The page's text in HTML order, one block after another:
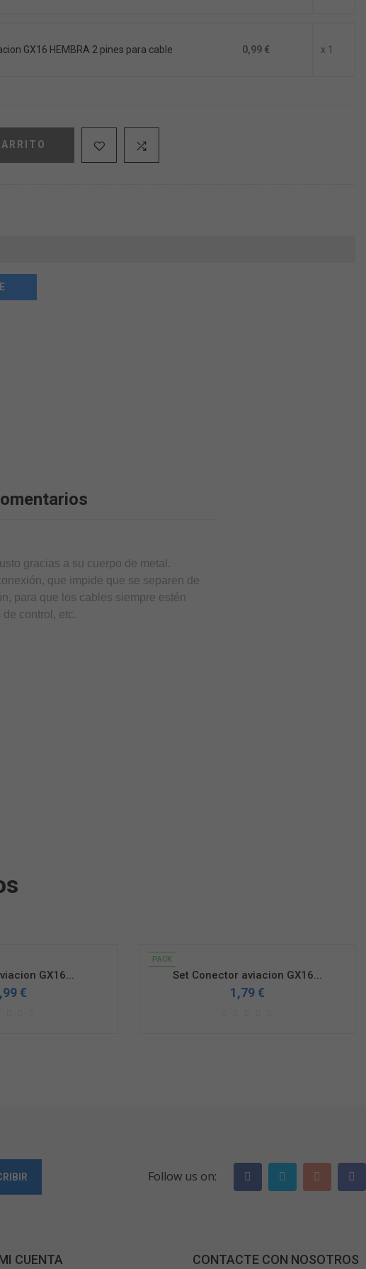
GX16 HEMBRA 2 pines para cable 0,99 € x 1
gracias a su cuerpo de metal.
que impide que se separen de
para que los cables siempre estén
control, etc.
GX16...
€
PACK
Set Conector aviacion GX16...
1,79 €
Follow us on:
CUENTA CONTACTE CON NOSOTROS